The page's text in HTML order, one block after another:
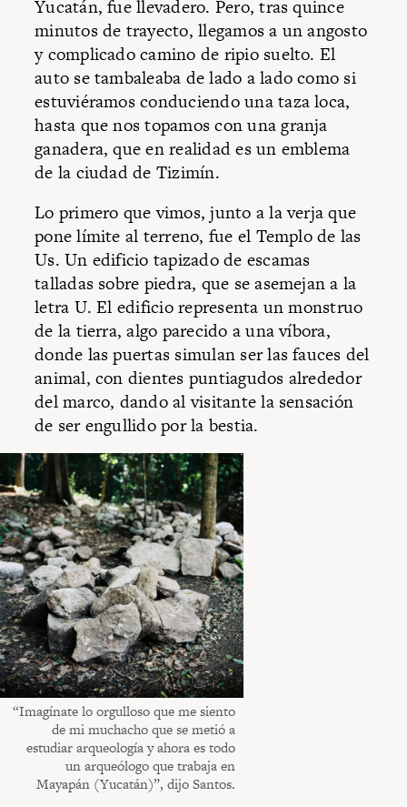
Yucatán, fue llevadero. Pero, tras quince
minutos de trayecto, llegamos a un angosto
y complicado camino de ripio suelto. El
auto se tambaleaba de lado a lado como si
estuviéramos conduciendo una taza loca,
hasta que nos topamos con una granja
ganadera, que en realidad es un emblema
de la ciudad de Tizimín.
Lo primero que vimos, junto a la verja que
pone límite al terreno, fue el Templo de las
Us. Un edificio tapizado de escamas
talladas sobre piedra, que se asemejan a la
letra U. El edificio representa un monstruo
de la tierra, algo parecido a una víbora,
donde las puertas simulan ser las fauces del
animal, con dientes puntiagudos alrededor
del marco, dando al visitante la sensación
de ser engullido por la bestia.
“Imagínate lo orgulloso que me siento
de mi muchacho que se metió a
estudiar arqueología y ahora es todo
un arqueólogo que trabaja en
Mayapán (Yucatán)”, dijo Santos.